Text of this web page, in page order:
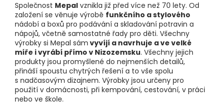
Společnost Mepal vznikla již před více než 70 lety. Od
založení se věnuje výrobě funkčního a stylového
nádobí a boxů pro podávání a skladování potravin a
nápojů, včetně samostatné řady pro děti. Všechny
výrobky si Mepal sám vyvíjí a navrhuje a ve velké
míře i vyrábí přímo v Nizozemsku. Všechny jejich
produkty jsou promyšlené do nejmenších detailů,
přináší spoustu chytrých řešení a to vše spolu
s nadčasovým dizajnem. Výrobky jsou určeny pro
použití v domácnosti, při kempování, cestování, v práci
nebo ve škole.